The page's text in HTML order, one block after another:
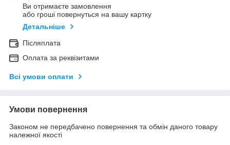
Ви отримаєте замовлення
або гроші повернуться на вашу картку
Детальніше
Післяплата
Оплата за реквізитами
Всі умови оплати
Умови повернення
Законом не передбачено повернення та обмін даного товару
належної якості